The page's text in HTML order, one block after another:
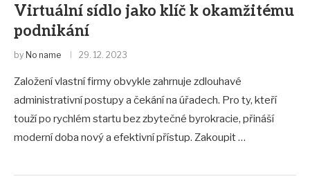
Virtuální sídlo jako klíč k okamžitému
podnikání
by No name 29. 12. 2023
Založení vlastní firmy obvykle zahrnuje zdlouhavé
administrativní postupy a čekání na úřadech. Pro ty, kteří
touží po rychlém startu bez zbytečné byrokracie, přináší
moderní doba nový a efektivní přístup. Zakoupit …